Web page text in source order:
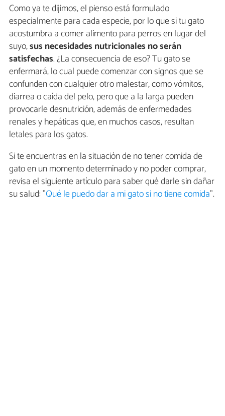
Como ya te dijimos, el pienso está formulado
especialmente para cada especie, por lo que si tu gato
acostumbra a comer alimento para perros en lugar del
suyo,sus necesidades nutricionales no serán
satisfechas. ¿La consecuencia de eso? Tu gato se
enfermará, lo cual puede comenzar con signos que se
confunden con cualquier otro malestar, como vómitos,
diarrea o caída del pelo, pero que a la larga pueden
provocarle desnutrición, además de enfermedades
renales y hepáticas que, en muchos casos, resultan
letales para los gatos.
Si te encuentras en la situación de no tener comida de
gato en un momento determinado y no poder comprar,
revisa el siguiente artículo para saber qué darle sin dañar
su salud: "Qué le puedo dar a mi gato si no tiene comida".